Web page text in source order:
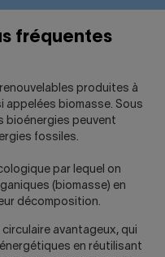
fréquentes
produites à
appelées biomasse. Sous
bioénergies peuvent
fossiles.
par lequel on
(biomasse) en
décomposition.
avantageux, qui
en réutilisant